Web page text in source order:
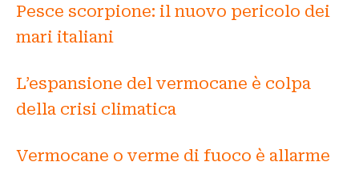
Pesce scorpione: il nuovo pericolo dei
mari italiani
L’espansione del vermocane è colpa
della crisi climatica
Vermocane o verme di fuoco è allarme